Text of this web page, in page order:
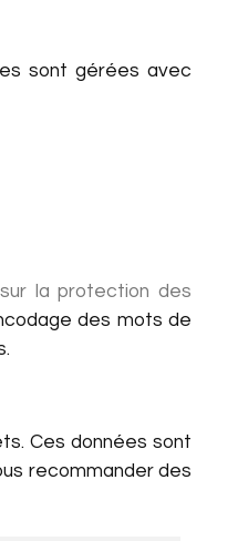
sont gérées avec
la protection des
des mots de
Ces données sont
recommander des